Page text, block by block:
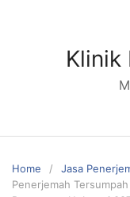
Klinik
Home
Jasa
Penerjemah